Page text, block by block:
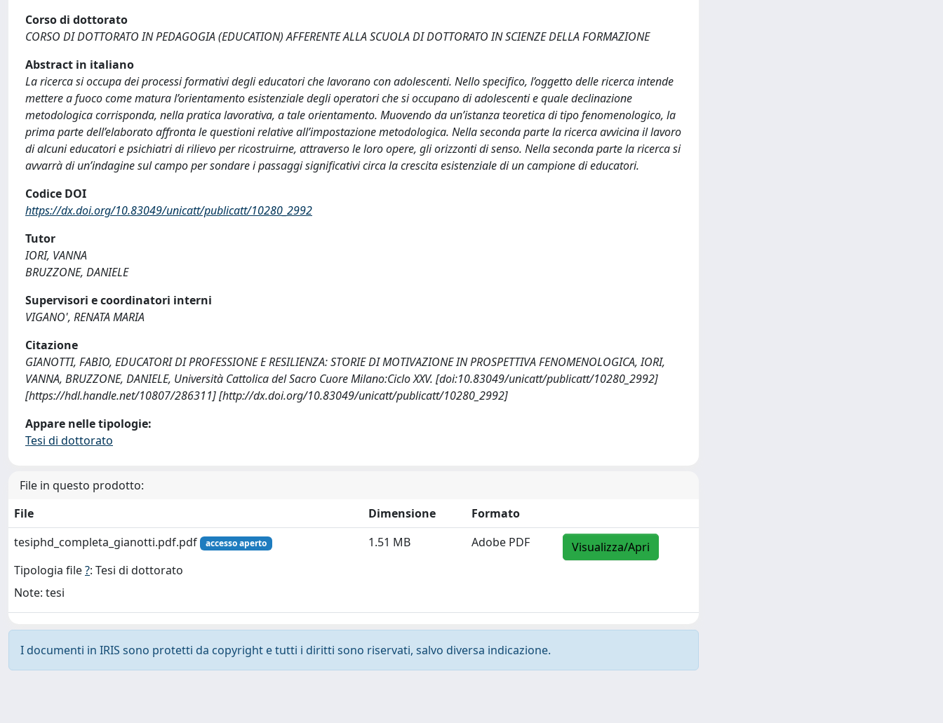
Corso di dottorato
CORSO DI DOTTORATO IN PEDAGOGIA (EDUCATION) AFFERENTE ALLA SCUOLA DI DOTTORATO IN SCIENZE DELLA FORMAZIONE
Abstract in italiano
La ricerca si occupa dei processi formativi degli educatori che lavorano con adolescenti. Nello specifico, l’oggetto delle ricerca intende
mettere a fuoco come matura l’orientamento esistenziale degli operatori che si occupano di adolescenti e quale declinazione
metodologica corrisponda, nella pratica lavorativa, a tale orientamento. Muovendo da un’istanza teoretica di tipo fenomenologico, la
prima parte dell’elaborato affronta le questioni relative all’impostazione metodologica. Nella seconda parte la ricerca avvicina il lavoro
di alcuni educatori e psichiatri di rilievo per ricostruirne, attraverso le loro opere, gli orizzonti di senso. Nella seconda parte la ricerca si
avvarrà di un’indagine sul campo per sondare i passaggi significativi circa la crescita esistenziale di un campione di educatori.
Codice DOI
https://dx.doi.org/10.83049/unicatt/publicatt/10280_2992
Tutor
IORI, VANNA
BRUZZONE, DANIELE
Supervisori e coordinatori interni
VIGANO', RENATA MARIA
Citazione
GIANOTTI, FABIO, EDUCATORI DI PROFESSIONE E RESILIENZA: STORIE DI MOTIVAZIONE IN PROSPETTIVA FENOMENOLOGICA, IORI,
VANNA, BRUZZONE, DANIELE, Università Cattolica del Sacro Cuore Milano:Ciclo XXV. [doi:10.83049/unicatt/publicatt/10280_2992]
[https://hdl.handle.net/10807/286311] [http://dx.doi.org/10.83049/unicatt/publicatt/10280_2992]
Appare nelle tipologie:
Tesi di dottorato
File in questo prodotto:
File
Dimensione
Formato
tesiphd_completa_gianotti.pdf.pdf
accesso aperto
Tipologia file?: Tesi di dottorato
Note: tesi
1.51 MB Adobe PDF Visualizza/Apri
I documenti in IRIS sono protetti da copyright e tutti i diritti sono riservati, salvo diversa indicazione.